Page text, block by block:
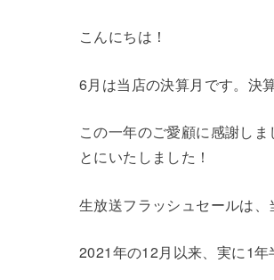
こんにちは！
6月は当店の決算月です。決
この一年のご愛顧に感謝し
とにいたしました！
生放送フラッシュセールは、
2021年の12月以来、実に1年